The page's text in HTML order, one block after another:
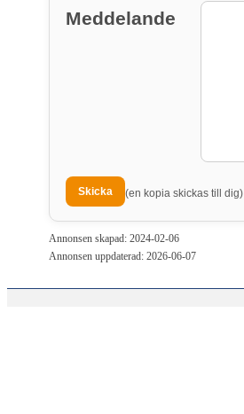
Meddelande
(en kopia skickas till dig)
Annonsen skapad: 2024-02-06
Annonsen uppdaterad: 2026-06-07